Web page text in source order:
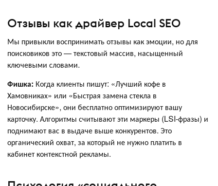
Отзывы как драйвер Local SEO
Мы привыкли воспринимать отзывы как эмоции, но для
поисковиков это — текстовый массив, насыщенный
ключевыми словами.
Фишка: Когда клиенты пишут: «Лучший кофе в
Хамовниках» или «Быстрая замена стекла в
Новосибирске», они бесплатно оптимизируют вашу
карточку. Алгоритмы считывают эти маркеры (LSI-фразы) и
поднимают вас в выдаче выше конкурентов. Это
органический охват, за который не нужно платить в
кабинет контекстной рекламы.